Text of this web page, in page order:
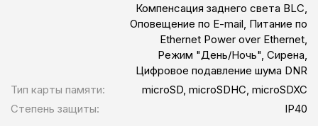
Компенсация заднего света BLC,
Оповещение по E-mail, Питание по
Ethernet Power over Ethernet,
Режим "День/Ночь", Сирена,
Цифровое подавление шума DNR
Тип карты памяти:
microSD, microSDHC, microSDXC
Степень защиты:
IP40